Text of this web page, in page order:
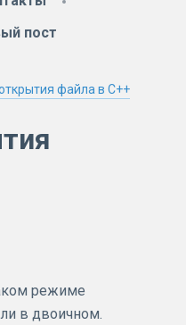
пост
файла в C++
режиме
в двоичном.